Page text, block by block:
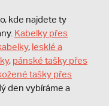
kde najdete ty
Kabelky přes
, lesklé a
, pánské tašky přes
tašky přes
den vybíráme a